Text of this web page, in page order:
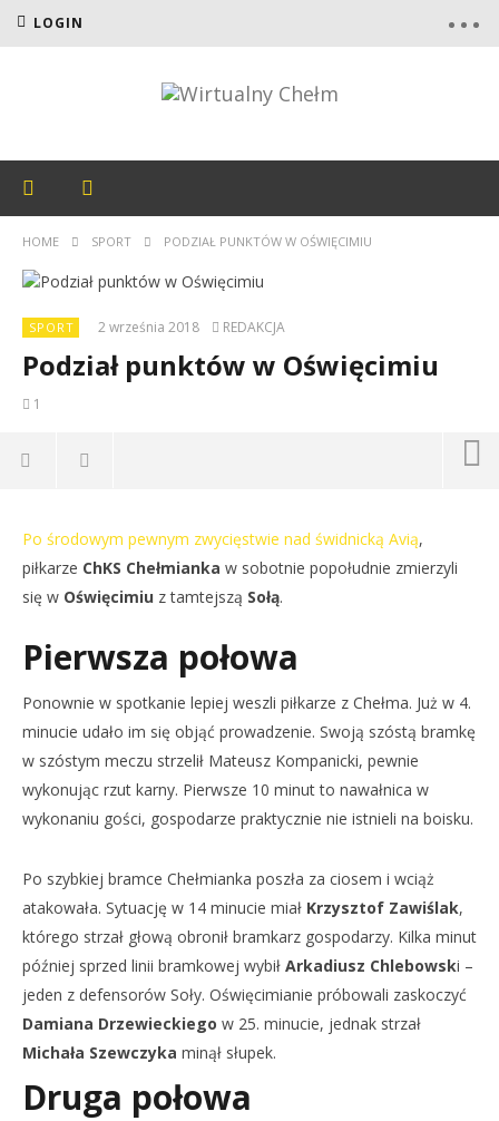
LOGIN
HOME SPORT PODZIAŁ PUNKTÓW W OŚWIĘCIMIU
SPORT 2 września 2018 REDAKCJA
Podział punktów w Oświęcimiu
1
Podział punktów w Oświęcimiu
września
Po środowym pewnym zwycięstwie nad świdnicką Avią,
piłkarze ChKS Chełmianka w sobotnie popołudnie zmierzyli
się w Oświęcimiu z tamtejszą Sołą.
Pierwsza połowa
Ponownie w spotkanie lepiej weszli piłkarze z Chełma. Już w 4.
minucie udało im się objąć prowadzenie. Swoją szóstą bramkę
w szóstym meczu strzelił Mateusz Kompanicki, pewnie
wykonując rzut karny. Pierwsze 10 minut to nawałnica w
wykonaniu gości, gospodarze praktycznie nie istnieli na boisku.
Po szybkiej bramce Chełmianka poszła za ciosem i wciąż
atakowała. Sytuację w 14 minucie miał Krzysztof Zawiślak,
którego strzał głową obronił bramkarz gospodarzy. Kilka minut
później sprzed linii bramkowej wybił Arkadiusz Chlebowski –
jeden z defensorów Soły. Oświęcimianie próbowali zaskoczyć
Damiana Drzewieckiego w 25. minucie, jednak strzał
Michała Szewczyka minął słupek.
Druga połowa